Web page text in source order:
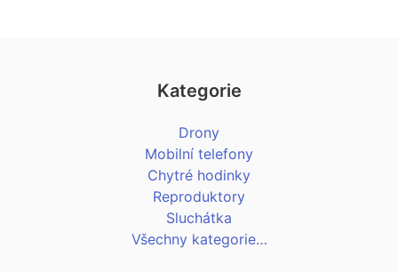
Kategorie
Drony
Mobilní telefony
Chytré hodinky
Reproduktory
Sluchátka
Všechny kategorie…